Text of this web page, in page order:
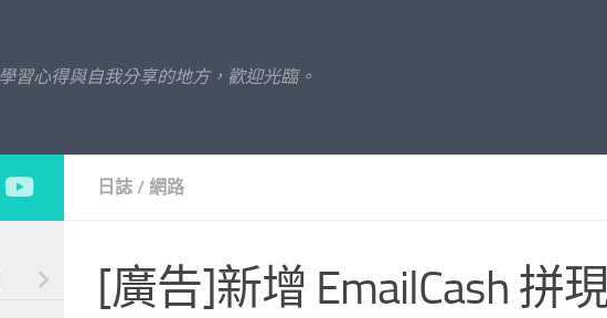
習心得與自我分享的地方，歡迎光臨。
日誌 / 網路
[廣告]新增 EmailCash 拼